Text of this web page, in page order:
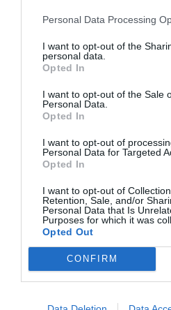
Personal Data Processing
I want to opt-out of the
personal data.
Opted In
I want to opt-out of the Sale
Personal Data.
Opted In
I want to opt-out of
Personal Data for Targeted
Opted In
I want to opt-out of
Retention, Sale, and/or
Personal Data that Is
Purposes for which it was
Opted Out
CONFIRM
Επιμορφωτική παρουσίαση
Νοημοσύνη στην Κοινωνική
– Δραπετσώνας
Με μεγάλη επιτυχία